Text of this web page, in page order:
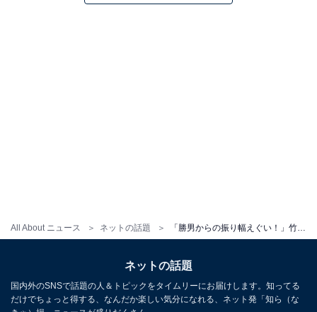
All About ニュース ネットの話題
ネットの話題
国内外のSNSで話題の人＆トピックをタイムリーにお届けします。知ってる
だけでちょっと得する、なんだか楽しい気分になれる、ネット発「知ら（な